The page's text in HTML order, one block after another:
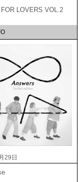
LOVERS VOL.2
29日